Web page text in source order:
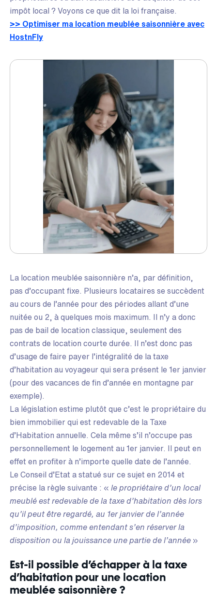
impôt local ? Voyons ce que dit la loi française.
>> Optimiser ma location meublée saisonnière avec
HostnFly
La location meublée saisonnière n’a, par définition,
pas d’occupant fixe. Plusieurs locataires se succèdent
au cours de l’année pour des périodes allant d’une
nuitée ou 2, à quelques mois maximum. Il n’y a donc
pas de bail de location classique, seulement des
contrats de location courte durée. Il n’est donc pas
d’usage de faire payer l’intégralité de la taxe
d’habitation au voyageur qui sera présent le 1er janvier
(pour des vacances de fin d’année en montagne par
exemple).
La législation estime plutôt que c’est le propriétaire du
bien immobilier qui est redevable de la Taxe
d’Habitation annuelle. Cela même s’il n’occupe pas
personnellement le logement au 1er janvier. Il peut en
effet en profiter à n’importe quelle date de l’année.
Le Conseil d’Etat a statué sur ce sujet en 2014 et
précise la règle suivante : « le propriétaire d’un local
meublé est redevable de la taxe d’habitation dès lors
qu’il peut être regardé, au 1er janvier de l’année
d’imposition, comme entendant s’en réserver la
disposition ou la jouissance une partie de l’année »
Est-il possible d’échapper à la taxe
d’habitation pour une location
meublée saisonnière ?